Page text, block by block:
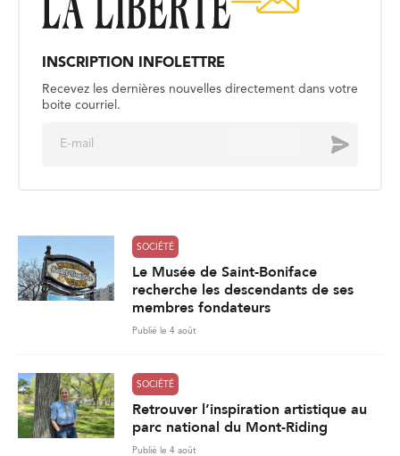
INSCRIPTION INFOLETTRE
Recevez les dernières nouvelles directement dans votre
boite courriel.
Envoyer
SOCIÉTÉ
Le Musée de Saint-Boniface
recherche les descendants de ses
membres fondateurs
Publié le 4 août
SOCIÉTÉ
Retrouver l’inspiration artistique au
parc national du Mont-Riding
Publié le 4 août